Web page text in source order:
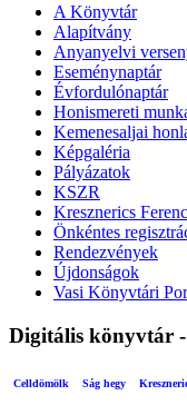
A Könyvtár
Alapítvány
Anyanyelvi
Eseménynaptár
Évfordulónaptár
Honismereti
Kemenesaljai
Képgaléria
Pályázatok
KSZR
Kresznerics
Önkéntes
Rendezvények
Újdonságok
Vasi Könyvtári
Digitális könyvtár
Celldömölk Ság hegy